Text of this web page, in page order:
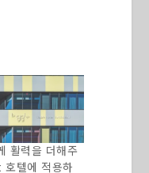
활력을 더해주
호텔에 적용하